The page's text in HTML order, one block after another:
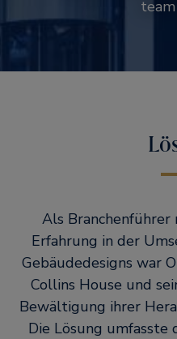
Als
Erfahrung in der
Gebäudedesigns war
Collins House und
Bewältigung ihrer
Die Lösung umfasste